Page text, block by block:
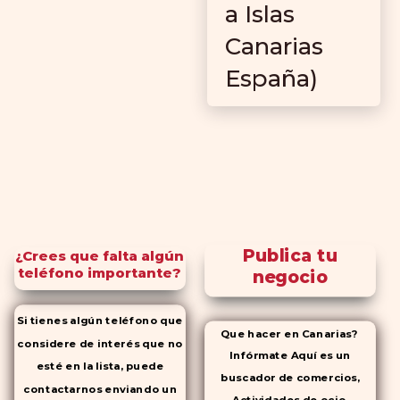
a Islas
Canarias
España)
¿Crees que falta algún
teléfono importante?
Si tienes algún teléfono que
considere de interés que no
esté en la lista, puede
contactarnos enviando un
Publica tu
negocio
Que hacer en Canarias?
Infórmate Aquí es un
buscador de comercios,